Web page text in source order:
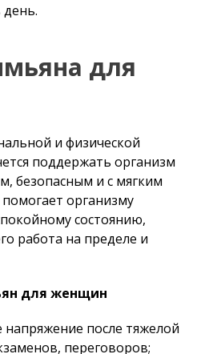
для
и физической
поддержать организм
безопасным и с мягким
организму
состоянию,
работа на пределе и
для женщин
после тяжелой
переговоров;